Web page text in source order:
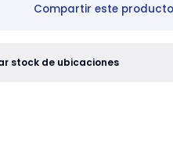
Compartir este producto
stock de ubicaciones